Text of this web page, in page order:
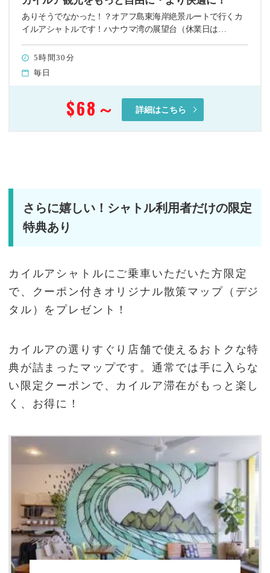
ありそうでなかった！？オアフ島東海岸絶景ルートで行くカ
イルアシャトルです！ハナウマ湾の展望台（休業日は…
5時間30分
毎日
$68 ～ 詳細はこちら
さらに嬉しい！シャトル利用者だけの限定
特典あり
カイルアシャトルにご乗車いただいた方限定
で、クーポン付きオリジナル散策マップ（デジ
タル）をプレゼント！
カイルアの選りすぐり店舗で使えるおトクな特
典が詰まったマップです。通常では手に入らな
い限定クーポンで、カイルア滞在がもっと楽し
く、お得に！